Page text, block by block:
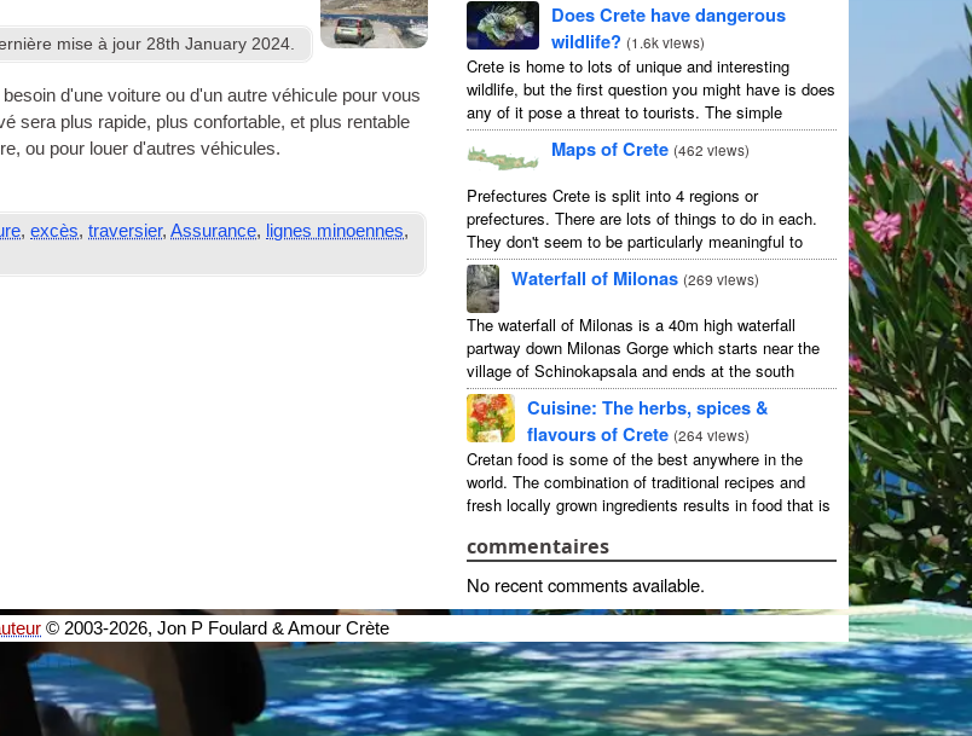
mise à jour28th January 2024.
d'une voiture ou d'un autre véhicule pour vous
sera plus rapide, plus confortable, et plus rentable
ou pour louer d'autres véhicules.
,excès,traversier,Assurance, lignes minoennes,
Does Crete have dangerous
wildlife? (1.6k views)
Crete is home to lots of unique and interesting
wildlife, but the first question you might have is does
any of it pose a threat to tourists. The simple
answer is no, but as usual ...
Maps of Crete (462 views)
Prefectures Crete is split into 4 regions or
prefectures. There are lots of things to do in each.
They don't seem to be particularly meaningful to
most visitors so instead we categorise things by the
...
Waterfall of Milonas (269 views)
The waterfall of Milonas is a 40m high waterfall
partway down Milonas Gorge which starts near the
village of Schinokapsala and ends at the south
coast 20 mins east of Ierapetra at Avra beach. The
...
Cuisine: The herbs, spices &
flavours of Crete (264 views)
Cretan food is some of the best anywhere in the
world. The combination of traditional recipes and
fresh locally grown ingredients results in food that is
commentaires
No recent comments available.
© 2003-2026, Jon P Foulard & Amour Crète